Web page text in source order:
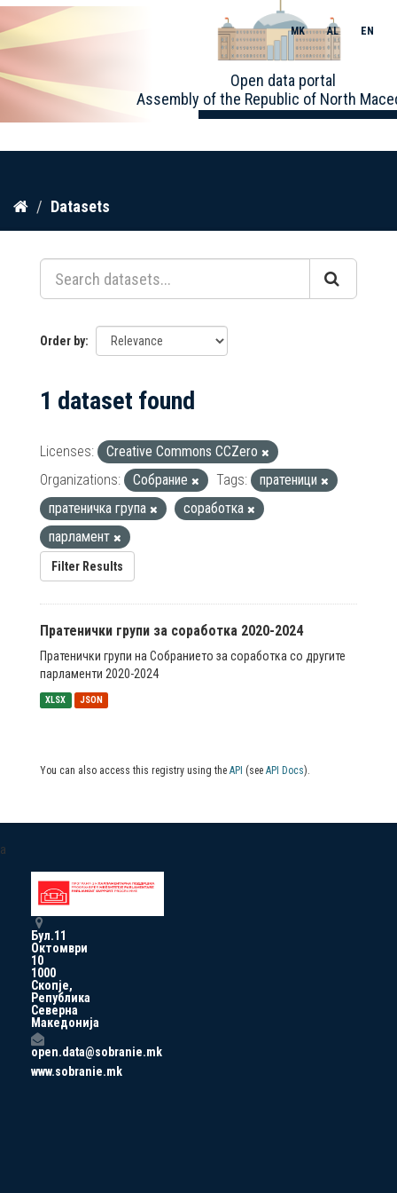
Skip
content
Open data portal
Assembly of the Republic of North
MK AL EN
Datasets
Order by
1 dataset found
Licenses:
Creative Commons CCZero
Organizations:
Собрание Tags:
пратеници
пратеничка група
соработка
парламент
Filter Results
Пратенички групи за соработка 2020-2024
Пратенички групи на Собранието за соработка со другите
парламенти 2020-2024
XLSX JSON
You can also access this registry using the API (see API Docs).
a
Бул.11
Октомври
10
1000
Скопје,
Република
Северна
Македонија
open.data@sobranie.mk
www.sobranie.mk